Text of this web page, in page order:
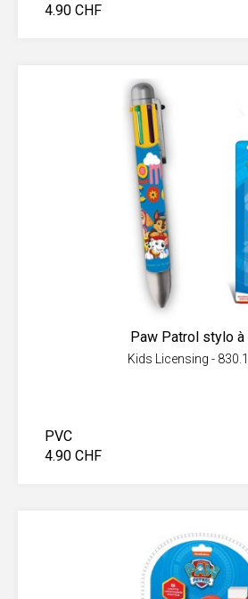
4.90 CHF
Paw Patrol stylo
Kids Licensing -
PVC
4.90 CHF